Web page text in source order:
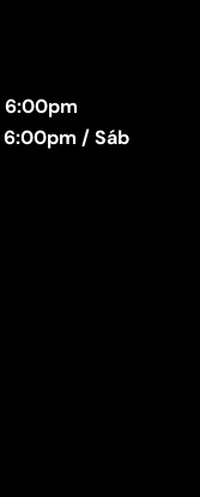
6:00pm
/ Sáb